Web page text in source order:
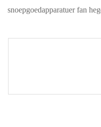
snoepgoedapparatuer fan